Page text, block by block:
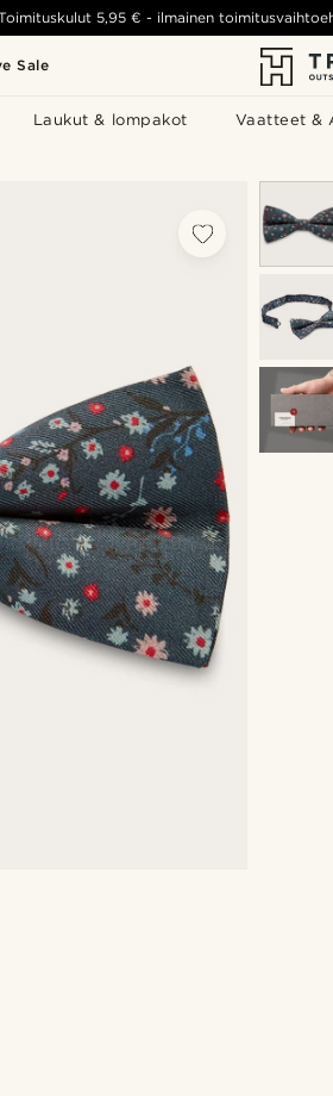
Sale
Laukut & lompakot Vaatteet &
5,95 € - ilmainen